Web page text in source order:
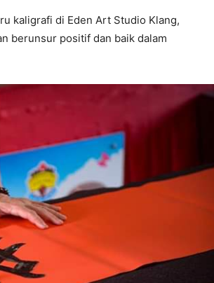
kaligrafi di Eden Art Studio Klang,
berunsur positif dan baik dalam